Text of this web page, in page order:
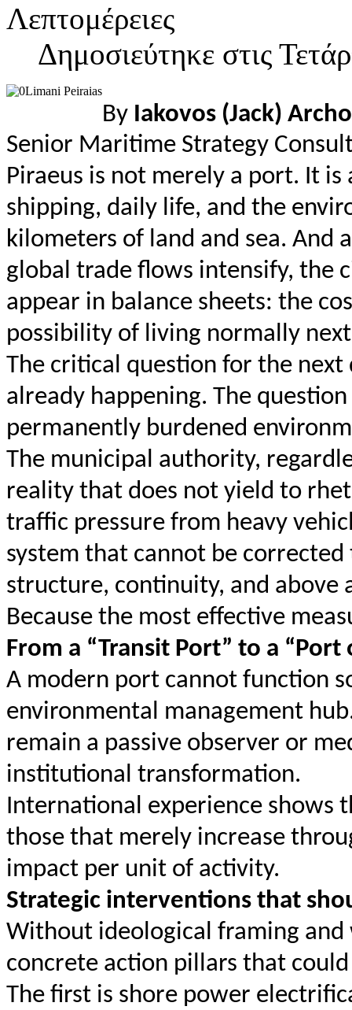
Λεπτομέρειες
Δημοσιεύτηκε στις
By Iakovos (Jack)
Senior Maritime Strategy
Piraeus is not merely a port. It
shipping, daily life, and the
kilometers of land and sea. And
global trade flows intensify, the
appear in balance sheets: the
possibility of living normally
The critical question for the
already happening. The
permanently burdened
The municipal authority,
reality that does not yield to
traffic pressure from heavy
system that cannot be
structure, continuity, and above
Because the most effective
From a “Transit Port” to a
A modern port cannot function
environmental management
remain a passive observer or
institutional transformation.
International experience shows
those that merely increase
impact per unit of activity.
Strategic interventions that
Without ideological framing
concrete action pillars that
The first is shore power